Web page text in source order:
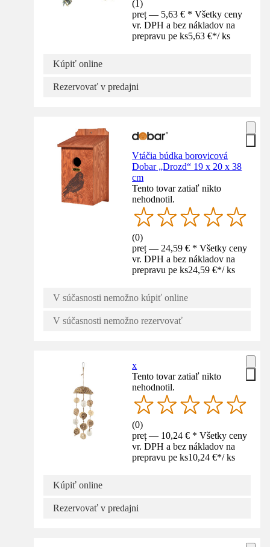
(1)
preț — 5,63 € * Všetky ceny
vr. DPH a bez nákladov na
prepravu pe ks5,63 €*/ ks
Kúpiť online
Rezervovať v predajni
Vtáčia búdka borovicová
Dobar „Drozd“ 19 x 20 x 38
cm
Tento tovar zatiaľ nikto
nehodnotil.
(0)
preț — 24,59 € * Všetky ceny
vr. DPH a bez nákladov na
prepravu pe ks24,59 €*/ ks
V súčasnosti nemožno kúpiť online
V súčasnosti nemožno rezervovať
x
Tento tovar zatiaľ nikto
nehodnotil.
(0)
preț — 10,24 € * Všetky ceny
vr. DPH a bez nákladov na
prepravu pe ks10,24 €*/ ks
Kúpiť online
Rezervovať v predajni